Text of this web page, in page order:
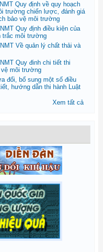
Quy định về quy hoạch
trường chiến lược, đánh giá
bảo vệ môi trường
Quy định điều kiện của
trắc môi trường
Về quản lý chất thải và
Quy đinh chi tiết thi
vệ môi trường
đổi, bổ sung một số điều
hướng dẫn thi hành Luật
Xem tất cả